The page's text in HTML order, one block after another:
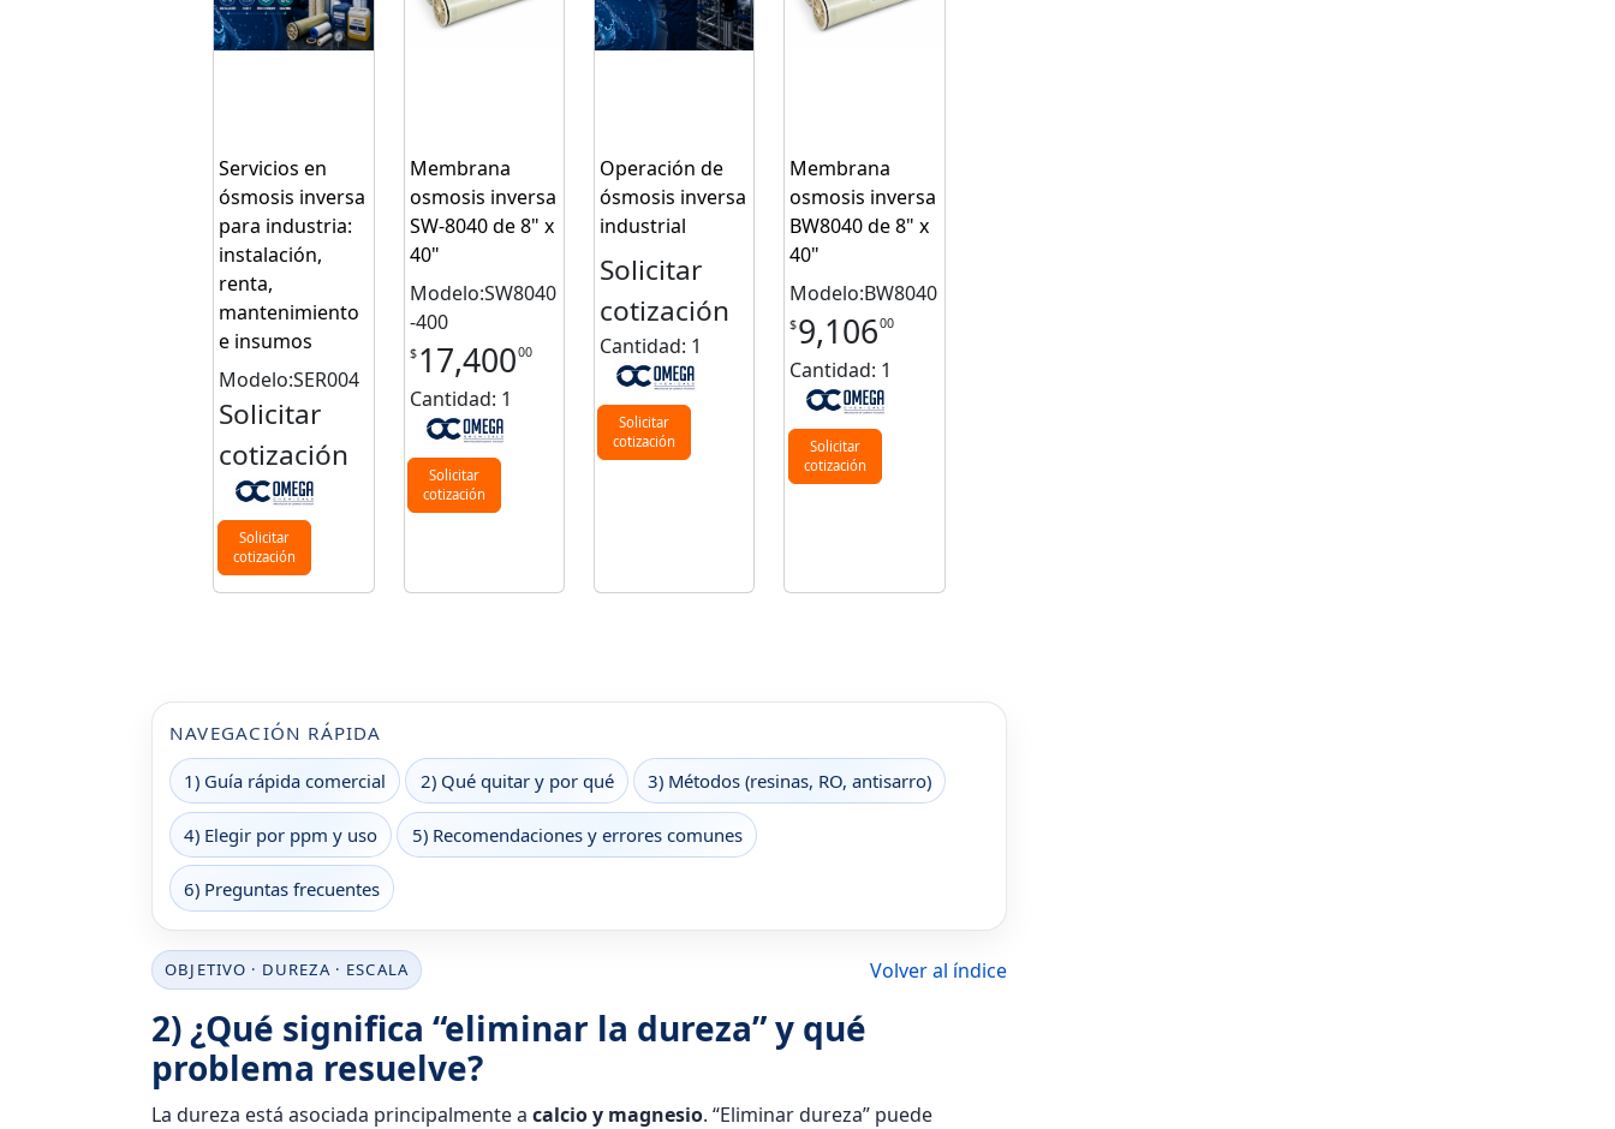
Servicios en
ósmosis inversa
para industria:
instalación,
renta,
mantenimiento
e insumos
Modelo:SER004
Solicitar
cotización
Solicitar
cotización
Membrana
osmosis inversa
SW-8040 de 8" x
40"
Modelo:SW8040
-400
$ 17,40000
Cantidad: 1
Solicitar
cotización
Operación de
ósmosis inversa
industrial
Solicitar
cotización
Cantidad: 1
Solicitar
cotización
Membrana
osmosis inversa
BW8040 de 8" x
40"
Modelo:BW8040
$9,10600
Cantidad: 1
Solicitar
cotización
NAVEGACIÓN RÁPIDA
1) Guía rápida comercial 2) Qué quitar y por qué 3) Métodos (resinas, RO, antisarro)
4) Elegir por ppm y uso 5) Recomendaciones y errores comunes
6) Preguntas frecuentes
OBJETIVO · DUREZA · ESCALA Volver al índice
2) ¿Qué significa “eliminar la dureza” y qué
problema resuelve?
La dureza está asociada principalmente a calcio y magnesio. “Eliminar dureza” puede